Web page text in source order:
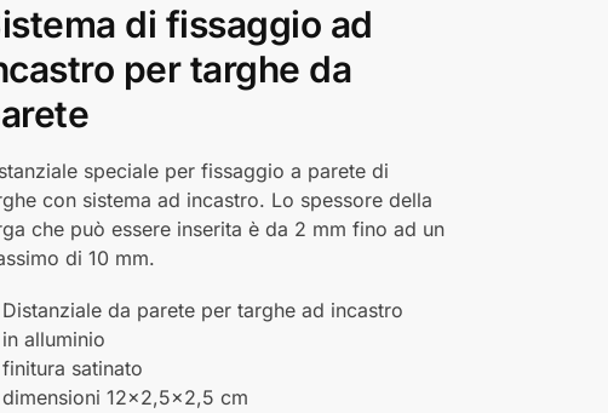
di fissaggio ad
per targhe da
speciale per fissaggio a parete di
con sistema ad incastro. Lo spessore della
che può essere inserita è da 2 mm fino ad un
di 10 mm.
Distanziale da parete per targhe ad incastro
in alluminio
finitura satinato
dimensioni 12x2,5x2,5 cm